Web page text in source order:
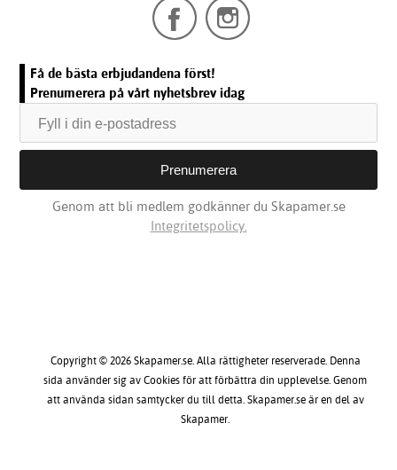
Få de bästa erbjudandena först!
Prenumerera på vårt nyhetsbrev idag
Genom att bli medlem godkänner du Skapamer.se
Integritetspolicy.
Copyright © 2026 Skapamer.se. Alla rättigheter reserverade. Denna
sida använder sig av Cookies för att förbättra din upplevelse. Genom
att använda sidan samtycker du till detta. Skapamer.se är en del av
Skapamer.